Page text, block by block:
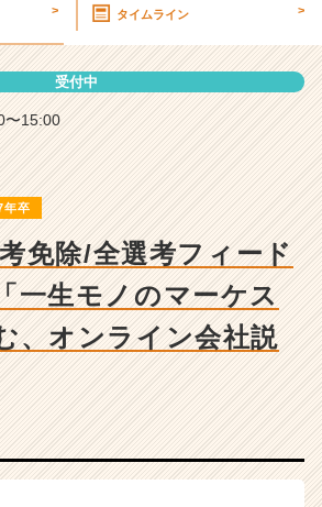
チ
成
長
企
業
か
ら
ス
> タイムライン >
受付中
〜15:00
年卒
免除/全選考フィード
一生モノのマーケス
、オンライン会社説